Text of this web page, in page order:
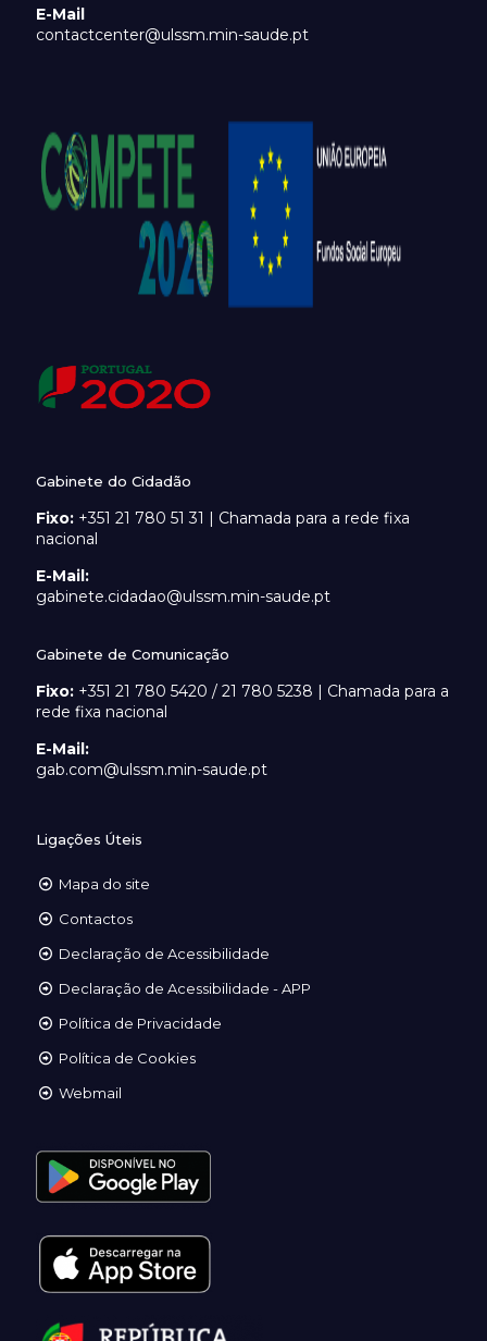
E-Mail
contactcenter@ulssm.min-saude.pt
Gabinete do Cidadão
Fixo: +351 21 780 51 31 | Chamada para a rede fixa
nacional
E-Mail:
gabinete.cidadao@ulssm.min-saude.pt
Gabinete de Comunicação
Fixo: +351 21 780 5420 / 21 780 5238 | Chamada para a
rede fixa nacional
E-Mail:
gab.com@ulssm.min-saude.pt
Ligações Úteis
Mapa do site
Contactos
Declaração de Acessibilidade
Declaração de Acessibilidade - APP
Política de Privacidade
Política de Cookies
Webmail